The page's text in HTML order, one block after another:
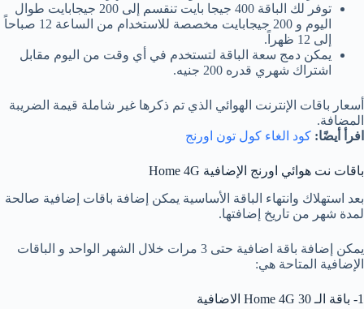
توفر لك الباقة 400 جيجا بايت تنقسم إلى 200 جيجابايت طوال
اليوم و 200 جيجابايت مخصصة للاستخدام من الساعة 12 صباحاً
إلى 12 ظهراً.
يمكن دمج سعة الباقة لتستخدم في أي وقت من اليوم مقابل
اشتراك شهري قدره 200 جنيه.
أسعار باقات الإنترنت الهوائي الذي تم ذكرها غير شاملة قيمة الضريبة
المضافة.
افرأ أيضًا: كود الغاء كول تون اورنج
باقات نت هوائي اورنج الإضافية Home 4G
بعد استهلاك وانتهاء الباقة الأساسية يمكن إضافة باقات إضافية صالحة
لمدة شهر من تاريخ إضافتها.
يمكن إضافة باقة اضافية حتى 3 مرات خلال الشهر الواحد و الباقات
الإضافية المتاحة هي:
1- باقة الـ Home 4G 30 الاضافية